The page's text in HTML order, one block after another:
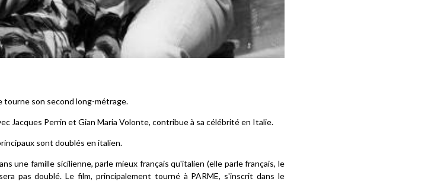
tourne son second long-métrage.
Jacques Perrin et Gian Maria Volonte, contribue à sa célébrité en Italie.
sont doublés en italien.
une famille sicilienne, parle mieux français qu'italien (elle parle français, le
pas doublé. Le film, principalement tourné à PARME, s'inscrit dans le